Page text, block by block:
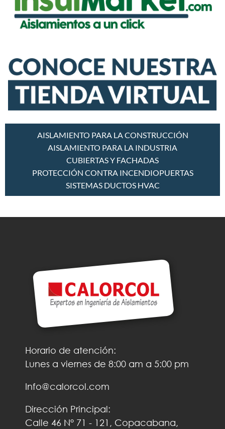
AISLAMIENTO PARA LA CONSTRUCCIÓN
AISLAMIENTO PARA LA INDUSTRIA
CUBIERTAS Y FACHADAS
PROTECCIÓN CONTRA INCENDIOPUERTAS
SISTEMAS DUCTOS HVAC
Horario de atención:
Lunes a viernes de 8:00 am a 5:00 pm
Info@calorcol.com
Dirección Principal:
Calle 46 N° 71 - 121, Copacabana,